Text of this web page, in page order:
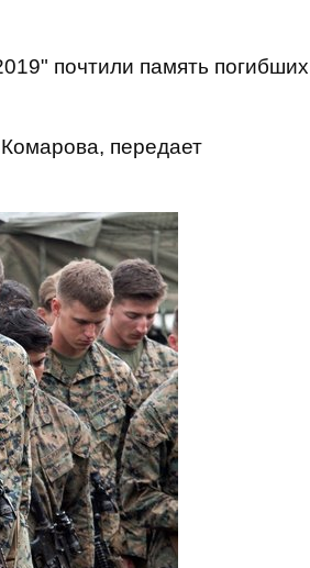
почтили память погибших
передает